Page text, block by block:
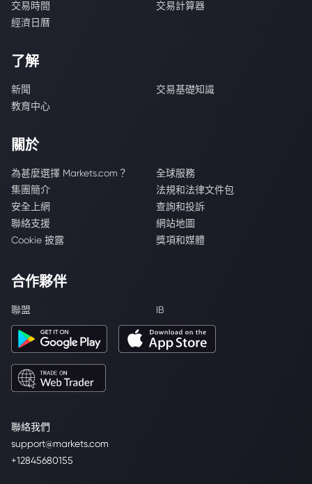
聯絡我們
support@markets.com
+12845680155
交易時間
交易計算器
經濟日曆
了解
新聞
交易基礎知識
教育中心
關於
為甚麼選擇 Markets.com？
全球服務
集團簡介
法規和法律文件包
安全上網
查詢和投訴
聯絡支援
網站地圖
Cookie 披露
獎項和媒體
合作夥伴
聯盟 IB